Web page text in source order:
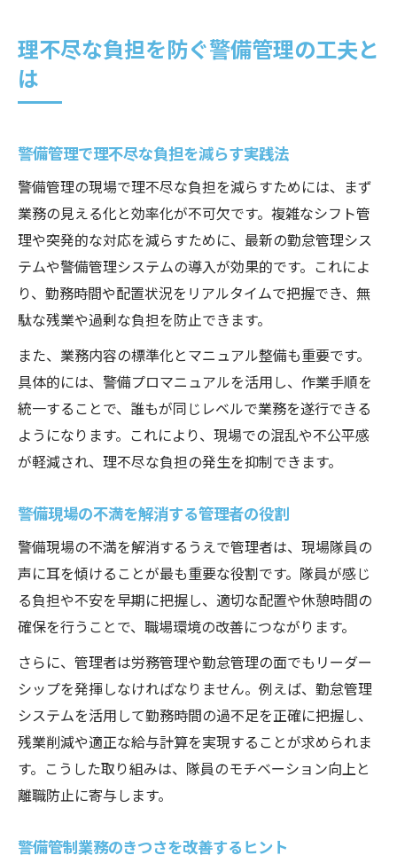
理不尽な負担を防ぐ警備管理の工夫と
は
警備管理で理不尽な負担を減らす実践法
警備管理の現場で理不尽な負担を減らすためには、まず
業務の見える化と効率化が不可欠です。複雑なシフト管
理や突発的な対応を減らすために、最新の勤怠管理シス
テムや警備管理システムの導入が効果的です。これによ
り、勤務時間や配置状況をリアルタイムで把握でき、無
駄な残業や過剰な負担を防止できます。
また、業務内容の標準化とマニュアル整備も重要です。
具体的には、警備プロマニュアルを活用し、作業手順を
統一することで、誰もが同じレベルで業務を遂行できる
ようになります。これにより、現場での混乱や不公平感
が軽減され、理不尽な負担の発生を抑制できます。
警備現場の不満を解消する管理者の役割
警備現場の不満を解消するうえで管理者は、現場隊員の
声に耳を傾けることが最も重要な役割です。隊員が感じ
る負担や不安を早期に把握し、適切な配置や休憩時間の
確保を行うことで、職場環境の改善につながります。
さらに、管理者は労務管理や勤怠管理の面でもリーダー
シップを発揮しなければなりません。例えば、勤怠管理
システムを活用して勤務時間の過不足を正確に把握し、
残業削減や適正な給与計算を実現することが求められま
す。こうした取り組みは、隊員のモチベーション向上と
離職防止に寄与します。
警備管制業務のきつさを改善するヒント